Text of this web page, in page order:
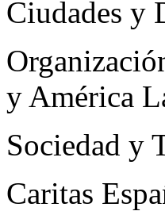
Ciudades y
y América
Sociedad y
Caritas